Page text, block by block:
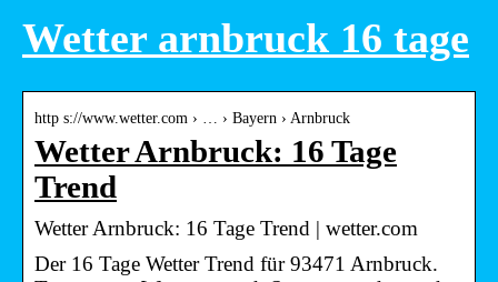
Wetter arnbruck 16 tage
http s://www.wetter.com › … › Bayern › Arnbruck
Wetter Arnbruck: 16 Tage
Trend
Wetter Arnbruck: 16 Tage Trend | wetter.com
Der 16 Tage Wetter Trend für 93471 Arnbruck.